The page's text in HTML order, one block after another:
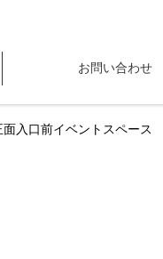
お問い合わせ
入口前イベントスペース